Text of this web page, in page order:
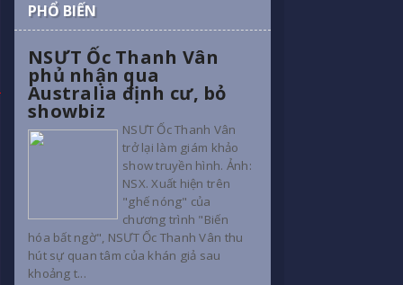
PHỔ BIẾN
NSƯT Ốc Thanh Vân
phủ nhận qua
Australia định cư, bỏ
showbiz
NSƯT Ốc Thanh Vân
trở lại làm giám khảo
show truyền hình. Ảnh:
NSX. Xuất hiện trên
"ghế nóng" của
chương trình "Biến
hóa bất ngờ", NSƯT Ốc Thanh Vân thu
hút sự quan tâm của khán giả sau
khoảng t...